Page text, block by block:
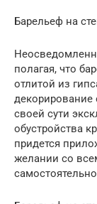
Барельеф на
полагая, что
отлитой из
декорирование
своей сути
обустройства
придется
желании со